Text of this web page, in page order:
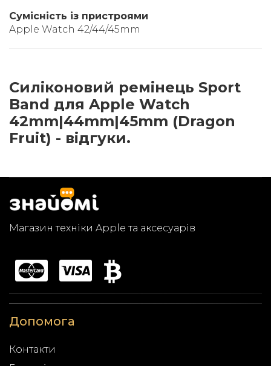
Сумісність із пристроями
Apple Watch 42/44/45mm
Силіконовий ремінець Sport
Band для Apple Watch
42mm|44mm|45mm (Dragon
Fruit) - відгуки.
Магазин техніки Apple та аксесуарів
Допомога
Контакти